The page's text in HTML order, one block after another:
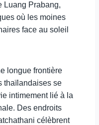
Luang Prabang,
où les moines
face au soleil
longue frontière
thaïlandaises se
intimement lié à la
Des endroits
célèbrent